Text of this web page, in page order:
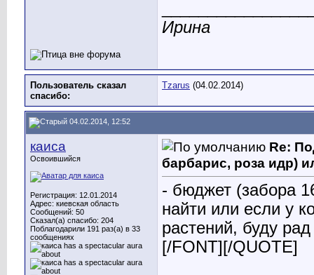
Ирина
Пользователь сказал
cпасибо:
Tzarus (04.02.2014)
04.02.2014, 12:52
каиса
Освоившийся
Регистрация: 12.01.2014
Адрес: киевская область
Сообщений: 50
Сказал(а) спасибо: 204
Поблагодарили 191 раз(а) в 33
сообщениях
Re:
барбарис, роза идр)
- бюджет (забора
найти или если у
растений, буду
[/FONT][/QUOTE]